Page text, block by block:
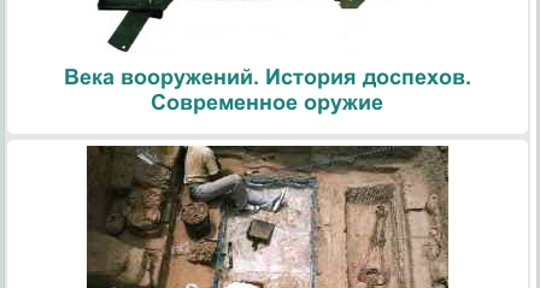
Века вооружений. История доспехов.
Современное оружие